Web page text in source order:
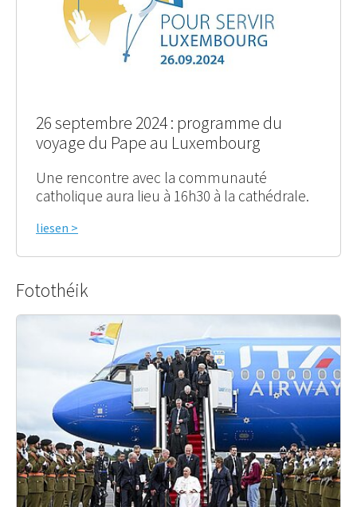
26 septembre 2024 : programme du
voyage du Pape au Luxembourg
Une rencontre avec la communauté
catholique aura lieu à 16h30 à la cathédrale.
liesen >
Fotothéik